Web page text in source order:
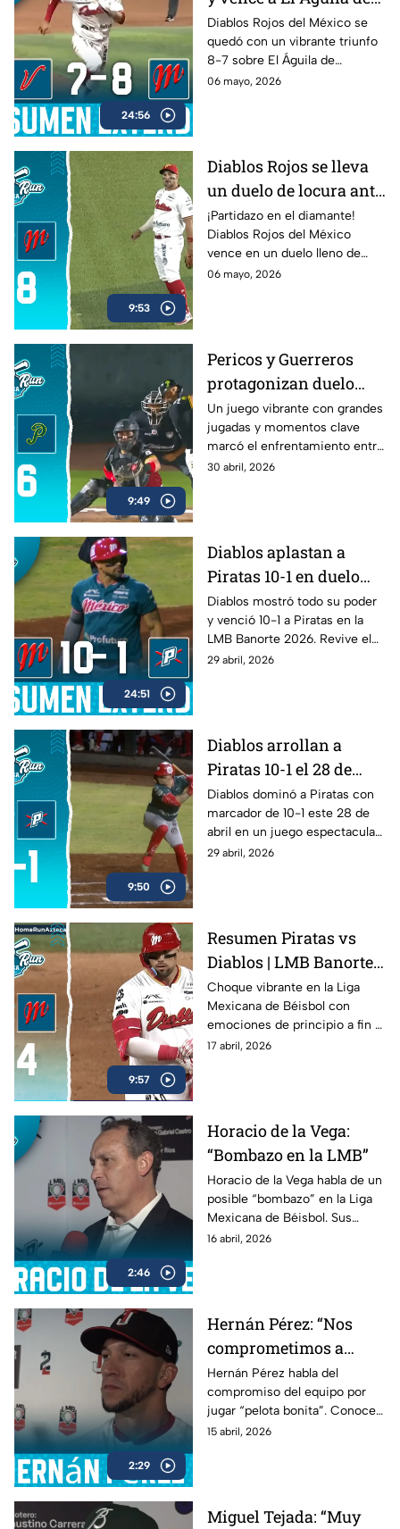
24:56
Veracruz en cierre
cardíaco
Diablos Rojos del México se
quedó con un vibrante triunfo
8-7 sobre El Águila de
Veracruz en un duelo lleno de
06 mayo, 2026
9:53
Diablos Rojos se lleva
un duelo de locura ante
El Águila de Veracruz
(8-7)
¡Partidazo en el diamante!
Diablos Rojos del México
vence en un duelo lleno de
emociones a El Águila de
06 mayo, 2026
9:49
Pericos y Guerreros
protagonizan duelo
lleno de emociones en
la LMB
Un juego vibrante con grandes
jugadas y momentos clave
marcó el enfrentamiento entre
Pericos y Guerreros.
30 abril, 2026
24:51
Diablos aplastan a
Piratas 10-1 en duelo
dominante de la LMB
Banorte 2026
Diablos mostró todo su poder
y venció 10-1 a Piratas en la
LMB Banorte 2026. Revive el
resumen extendido del juego
29 abril, 2026
9:50
Diablos arrollan a
Piratas 10-1 el 28 de
abril | Home Run
Azteca
Diablos dominó a Piratas con
marcador de 10-1 este 28 de
abril en un juego espectacular .
Mira el resumen completo.
29 abril, 2026
9:57
Resumen Piratas vs
Diablos | LMB Banorte
2026 | 16 de abril de
2026
Choque vibrante en la Liga
Mexicana de Béisbol con
emociones de principio a fin ⚾
🔥
17 abril, 2026
2:46
Horacio de la Vega:
“Bombazo en la LMB”
Horacio de la Vega habla de un
posible “bombazo” en la Liga
Mexicana de Béisbol. Sus
declaraciones generan
16 abril, 2026
2:29
Hernán Pérez: “Nos
comprometimos a
jugar pelota bonita”
Hernán Pérez habla del
compromiso del equipo por
jugar “pelota bonita”. Conoce
sus declaraciones en esta
15 abril, 2026
Miguel Tejada: “Muy